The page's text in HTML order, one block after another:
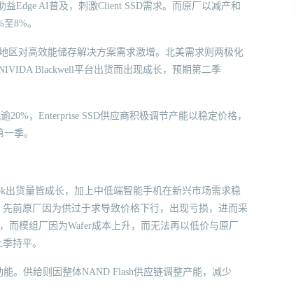
益Edge AI普及，刺激Client SSD需求。而原厂以减产和
8%。
区对高效能储存解决方案需求激增。北美需求则两极化
Blackwell平台出货而出现成长，预期第二季
，Enterprise SSD供应商积极调节产能以稳定价格，
季。
出货量皆成长，加上中低端智能手机在新兴市场需求稳
前原厂因为供过于求导致价格下行，出现亏损，进而采
模组厂因为Wafer成本上升，而无法再以低价与原厂
持平。
。供给则因整体NAND Flash供应链调整产能，减少